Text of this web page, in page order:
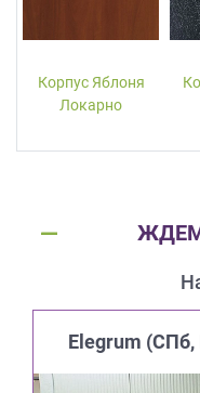
Корпус Яблоня
Локарно
Elegrum